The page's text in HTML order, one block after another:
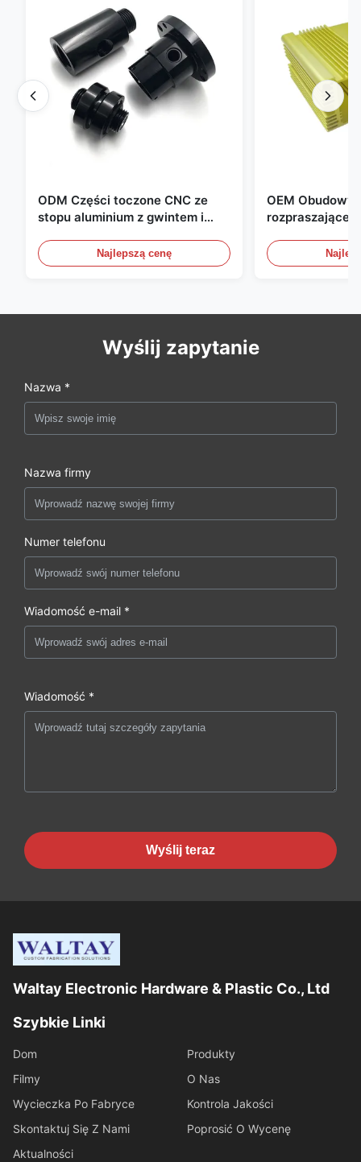
ODM Części toczone CNC ze
stopu aluminium z gwintem i
Najlepszą cenę
OEM Obudowy
rozpraszające
zasilania
Wyślij zapytanie
Nazwa *
Nazwa firmy
Numer telefonu
Wiadomość e-mail *
Wiadomość *
Wyślij teraz
Waltay Electronic Hardware & Plastic Co., Ltd
Szybkie Linki
Dom
Produkty
Filmy
O Nas
Wycieczka Po Fabryce
Kontrola Jakości
Skontaktuj Się Z Nami
Poprosić O Wycenę
Aktualności